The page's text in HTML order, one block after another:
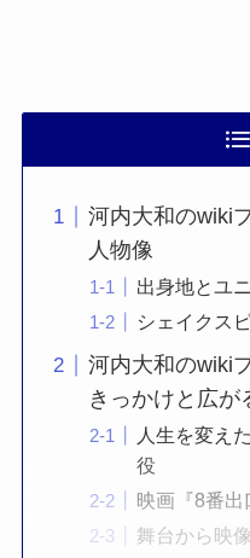
河内大和のwiki
人物像
出身地とユ
シェイクス
河内大和のwiki
きっかけと広が
人生を変え
役
映画『8番
舞台から映